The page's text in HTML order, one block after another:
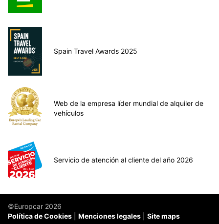
Spain Travel Awards 2025
Web de la empresa líder mundial de alquiler de
vehículos
Servicio de atención al cliente del año 2026
©Europcar 2026
Política de Cookies
Menciones legales Site maps